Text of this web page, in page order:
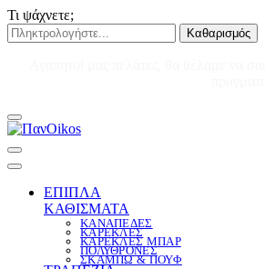
Τι ψάχνετε;
Καθαρισμός
ΕΠΙΠΛΑ
ΚΑΘΙΣΜΑΤΑ
ΚΑΝΑΠΕΔΕΣ
ΚΑΡΕΚΛΕΣ
ΚΑΡΕΚΛΕΣ ΜΠΑΡ
ΠΟΛΥΘΡΟΝΕΣ
ΣΚΑΜΠΩ & ΠΟΥΦ